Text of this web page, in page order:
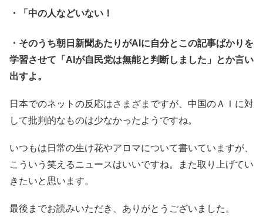
・「中の人などいない！
・そのうち朝日新聞あたりがAIに自分とこの記事ばかりを
学習させて「AIが自民党は無能と判断しました」とか言い
出すよ。
日本でのネットの反応はさまざまですが、中国のＡＩに対
して批判的なものは少なかったようですね。
いつもは日常の生け花やアロマについて書いていますが、
こういう笑えるニュースはいいですね。また取り上げてい
きたいと思います。
最後までお読みいただき、ありがとうございました。